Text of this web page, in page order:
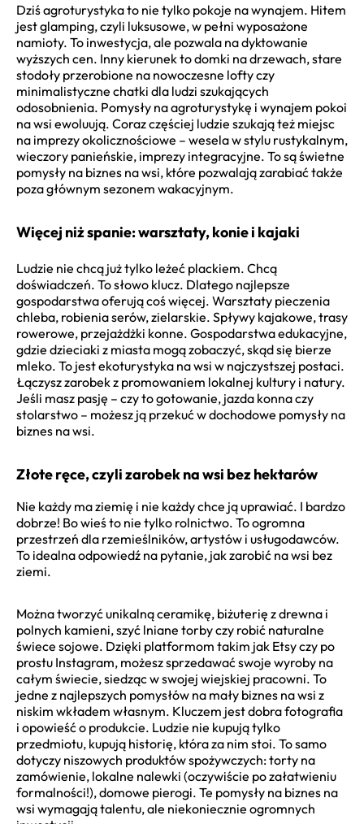
Dziś agroturystyka to nie tylko pokoje na wynajem. Hitem
jest glamping, czyli luksusowe, w pełni wyposażone
namioty. To inwestycja, ale pozwala na dyktowanie
wyższych cen. Inny kierunek to domki na drzewach, stare
stodoły przerobione na nowoczesne lofty czy
minimalistyczne chatki dla ludzi szukających
odosobnienia. Pomysły na agroturystykę i wynajem pokoi
na wsi ewoluują. Coraz częściej ludzie szukają też miejsc
na imprezy okolicznościowe – wesela w stylu rustykalnym,
wieczory panieńskie, imprezy integracyjne. To są świetne
pomysły na biznes na wsi, które pozwalają zarabiać także
poza głównym sezonem wakacyjnym.
Więcej niż spanie: warsztaty, konie i kajaki
Ludzie nie chcą już tylko leżeć plackiem. Chcą
doświadczeń. To słowo klucz. Dlatego najlepsze
gospodarstwa oferują coś więcej. Warsztaty pieczenia
chleba, robienia serów, zielarskie. Spływy kajakowe, trasy
rowerowe, przejażdżki konne. Gospodarstwa edukacyjne,
gdzie dzieciaki z miasta mogą zobaczyć, skąd się bierze
mleko. To jest ekoturystyka na wsi w najczystszej postaci.
Łączysz zarobek z promowaniem lokalnej kultury i natury.
Jeśli masz pasję – czy to gotowanie, jazda konna czy
stolarstwo – możesz ją przekuć w dochodowe pomysły na
biznes na wsi.
Złote ręce, czyli zarobek na wsi bez hektarów
Nie każdy ma ziemię i nie każdy chce ją uprawiać. I bardzo
dobrze! Bo wieś to nie tylko rolnictwo. To ogromna
przestrzeń dla rzemieślników, artystów i usługodawców.
To idealna odpowiedź na pytanie, jak zarobić na wsi bez
ziemi.
Można tworzyć unikalną ceramikę, biżuterię z drewna i
polnych kamieni, szyć lniane torby czy robić naturalne
świece sojowe. Dzięki platformom takim jak Etsy czy po
prostu Instagram, możesz sprzedawać swoje wyroby na
całym świecie, siedząc w swojej wiejskiej pracowni. To
jedne z najlepszych pomysłów na mały biznes na wsi z
niskim wkładem własnym. Kluczem jest dobra fotografia
i opowieść o produkcie. Ludzie nie kupują tylko
przedmiotu, kupują historię, która za nim stoi. To samo
dotyczy niszowych produktów spożywczych: torty na
zamówienie, lokalne nalewki (oczywiście po załatwieniu
formalności!), domowe pierogi. Te pomysły na biznes na
wsi wymagają talentu, ale niekoniecznie ogromnych